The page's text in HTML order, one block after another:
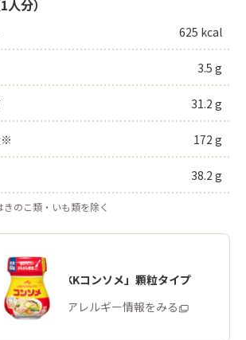
分）
625 kcal
3.5 g
31.2 g
※ 172 g
38.2 g
きのこ類・いも類を除く
「味の素KKコンソメ」顆粒タイプ
商品・アレルギー情報をみる